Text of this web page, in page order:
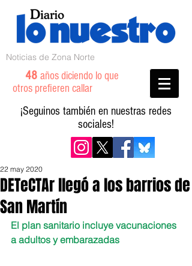
Noticias de Zona Norte
48 años diciendo lo que
otros prefieren callar
¡Seguinos también en nuestras redes
sociales!
DETeCTAr llegó a los barrios de
San Martín
22 may 2020
El plan sanitario incluye vacunaciones
a adultos y embarazadas